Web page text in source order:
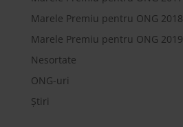
Marele Premiu pentru ONG 2018
Marele Premiu pentru ONG 2019
Nesortate
ONG-uri
Știri